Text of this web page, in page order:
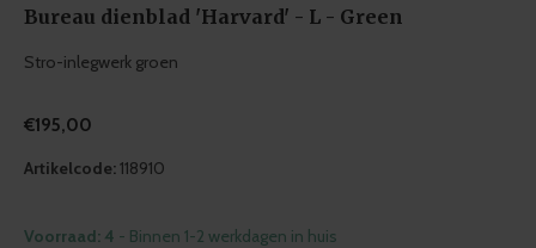
Bureau dienblad 'Harvard' - L - Green
Stro-inlegwerk groen
€195,00
Artikelcode:118910
Voorraad: 4 - Binnen 1-2 werkdagen in huis